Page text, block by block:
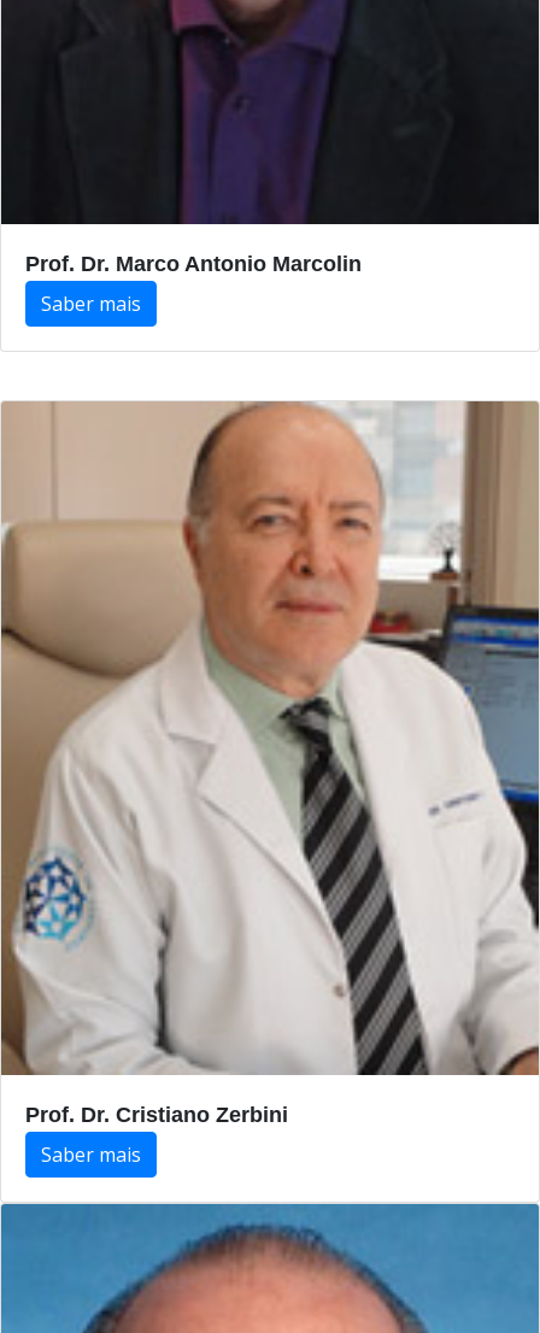
Prof. Dr. Marco Antonio Marcolin
Saber mais
Prof. Dr. Cristiano Zerbini
Saber mais